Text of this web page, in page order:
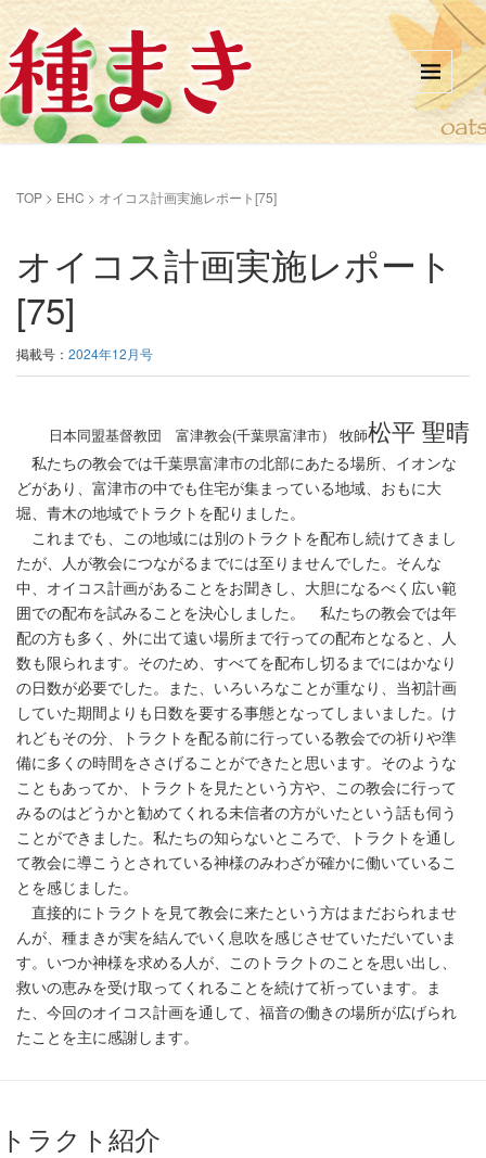
TOP > EHC > オイコス計画実施レポート[75]
オイコス計画実施レポート
[75]
掲載号： 2024年12月号
日本同盟基督教団 富津教会(千葉県富津市） 牧師松平 聖晴
私たちの教会では千葉県富津市の北部にあたる場所、イオンな
どがあり、富津市の中でも住宅が集まっている地域、おもに大
堀、青木の地域でトラクトを配りました。
これまでも、この地域には別のトラクトを配布し続けてきまし
たが、人が教会につながるまでには至りませんでした。そんな
中、オイコス計画があることをお聞きし、大胆になるべく広い範
囲での配布を試みることを決心しました。 私たちの教会では年
配の方も多く、外に出て遠い場所まで行っての配布となると、人
数も限られます。そのため、すべてを配布し切るまでにはかなり
の日数が必要でした。また、いろいろなことが重なり、当初計画
していた期間よりも日数を要する事態となってしまいました。け
れどもその分、トラクトを配る前に行っている教会での祈りや準
備に多くの時間をささげることができたと思います。そのような
こともあってか、トラクトを見たという方や、この教会に行って
みるのはどうかと勧めてくれる未信者の方がいたという話も伺う
ことができました。私たちの知らないところで、トラクトを通し
て教会に導こうとされている神様のみわざが確かに働いているこ
とを感じました。
直接的にトラクトを見て教会に来たという方はまだおられませ
んが、種まきが実を結んでいく息吹を感じさせていただいていま
す。いつか神様を求める人が、このトラクトのことを思い出し、
救いの恵みを受け取ってくれることを続けて祈っています。ま
た、今回のオイコス計画を通して、福音の働きの場所が広げられ
たことを主に感謝します。
トラクト紹介